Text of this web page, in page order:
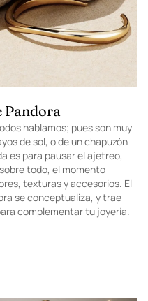
Pandora
hablamos; pues son muy
de sol, o de un chapuzón
es para pausar el ajetreo,
todo, el momento
texturas y accesorios. El
se conceptualiza, y trae
complementar tu joyería.